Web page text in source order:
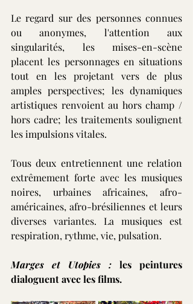
Le regard sur des personnes connues
ou anonymes, l'attention aux
singularités, les mises-en-scène
placent les personnages en situations
tout en les projetant vers de plus
amples perspectives; les dynamiques
artistiques renvoient au hors champ /
hors cadre; les traitements soulignent
les impulsions vitales.
Tous deux entretiennent une relation
extrêmement forte avec les musiques
noires, urbaines africaines, afro-
américaines, afro-brésiliennes et leurs
diverses variantes. La musiques est
respiration, rythme, vie, pulsation.
Marges et Utopies : les peintures
dialoguent avec les films.